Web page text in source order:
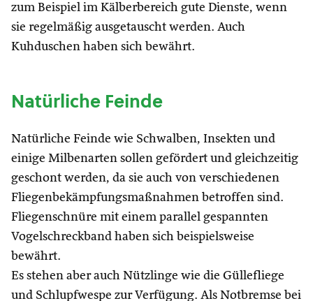
zum Beispiel im Kälberbereich gute Dienste, wenn
sie regelmäßig ausgetauscht werden. Auch
Kuhduschen haben sich bewährt.
Natürliche Feinde
Natürliche Feinde wie Schwalben, Insekten und
einige Milbenarten sollen gefördert und gleichzeitig
geschont werden, da sie auch von verschiedenen
Fliegenbekämpfungsmaßnahmen betroffen sind.
Fliegenschnüre mit einem parallel gespannten
Vogelschreckband haben sich beispielsweise
bewährt.
Es stehen aber auch Nützlinge wie die Güllefliege
und Schlupfwespe zur Verfügung. Als Notbremse bei